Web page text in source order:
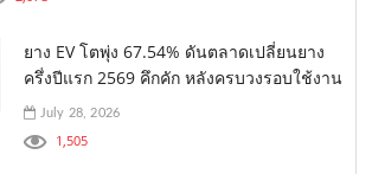
ยาง EV โตพุ่ง 67.54% ดันตลาดเปลี่ยนยาง
ครึ่งปีแรก 2569 คึกคัก หลังครบวงรอบใช้งาน
July 28, 2026
1,505